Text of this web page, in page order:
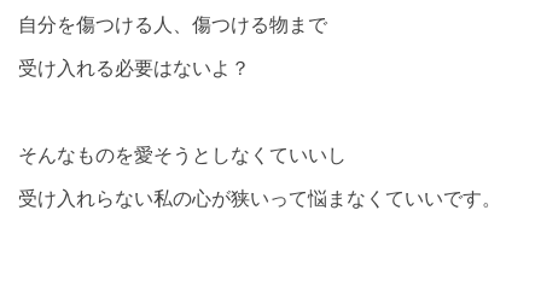
自分を傷つける人、傷つける物まで
受け入れる必要はないよ？
そんなものを愛そうとしなくていいし
受け入れらない私の心が狭いって悩まなくていいです。